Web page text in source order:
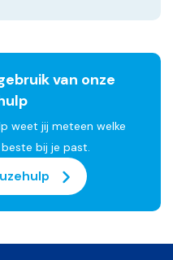
van onze
weet jij meteen welke
bij je past.